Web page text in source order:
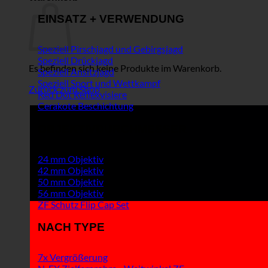
Es befinden sich keine Produkte im Warenkorb.
Zurück zum Shop
EINSATZ + VERWENDUNG
Speziell Pirschjagd und Gebirgsjagd
Speziell Drückjagd
Speziell Ansitzjagd
Speziell Sport und Wettkampf
Red Dot Reflexvisiere
Cerakote Beschichtung
24 mm Objektiv
42 mm Objektiv
50 mm Objektiv
56 mm Objektiv
ZF Schutz Flip Cap Set
NACH TYPE
7x Vergrößerung